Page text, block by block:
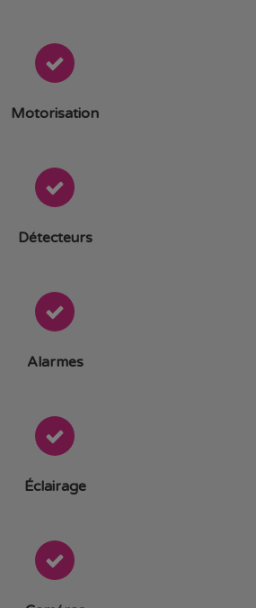
Motorisation
Détecteurs
Alarmes
Éclairage